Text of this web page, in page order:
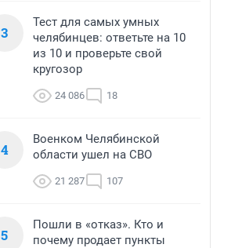
3
Тест для самых умных
челябинцев: ответьте на 10
из 10 и проверьте свой
кругозор
24 086 18
4
Военком Челябинской
области ушел на СВО
21 287 107
5
Пошли в «отказ». Кто и
почему продает пункты